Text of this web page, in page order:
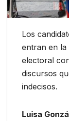
Los
entran en la
electoral
discursos
indecisos.
Luisa